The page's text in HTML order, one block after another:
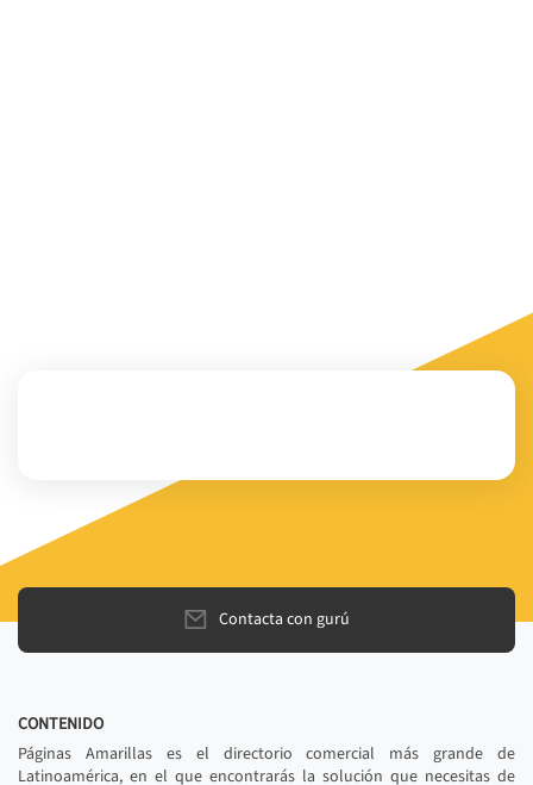
Contacta con gurú
CONTENIDO
Páginas Amarillas es el directorio comercial más grande de
Latinoamérica, en el que encontrarás la solución que necesitas de